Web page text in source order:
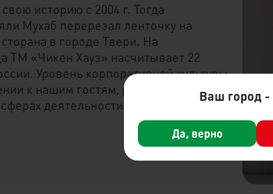
Ваш город -
Да, верно
историю с 2004 г. Тогда
Мухаб перерезал ленточку на
в городе Твери. На
ТМ «Чикен Хауз» насчитывает 22
Уровень корпоративной культуры
к нашим гостям, рабочей
деятельности заведения.